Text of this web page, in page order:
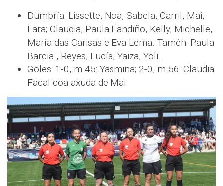
Dumbría: Lissette, Noa, Sabela, Carril, Mai,
Lara; Claudia, Paula Fandiño, Kelly, Michelle,
María das Carisas e Eva Lema. Tamén: Paula
Barcia , Reyes, Lucía, Yaiza, Yoli.
Goles: 1-0, m.45: Yasmina; 2-0, m.56: Claudia
Facal coa axuda de Mai.